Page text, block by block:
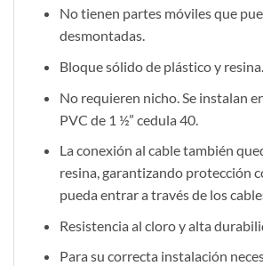
No tienen partes móviles que
desmontadas.
Bloque sólido de plástico y resina.
No requieren nicho. Se instalan
PVC de 1 ½” cedula 40.
La conexión al cable también
resina, garantizando protección
pueda entrar a través de los
Resistencia al cloro y alta
Para su correcta instalación